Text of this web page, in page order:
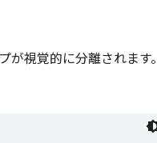
視覚的に分離されます。